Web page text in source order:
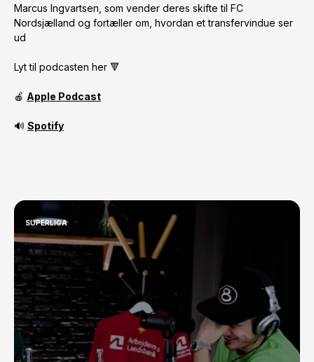
Marcus Ingvartsen, som vender deres skifte til FC
Nordsjælland og fortæller om, hvordan et transfervindue ser
ud
Lyt til podcasten her 🔻
🍎 Apple Podcast
🔊 Spotify
SUPERLIGA